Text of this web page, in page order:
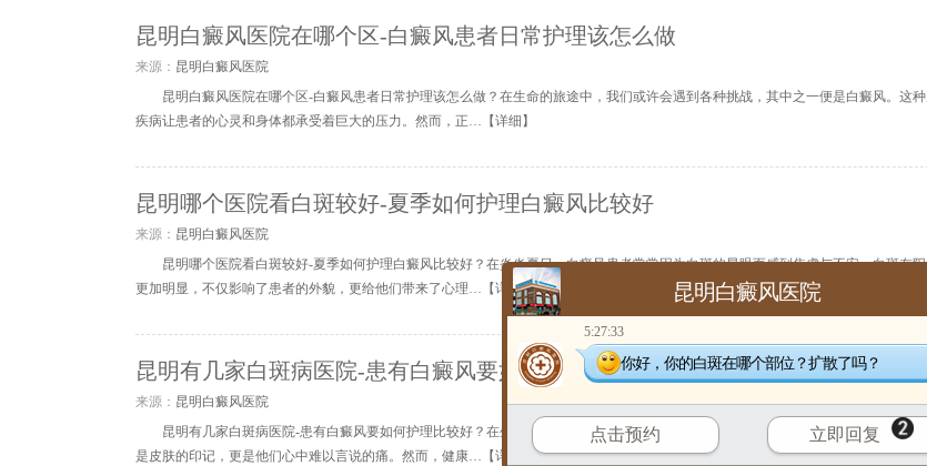
昆明白癜风医院在哪个区-白癜风患者日常护理该怎么做
来源： 昆明白癜风医院
昆明白癜风医院在哪个区-白癜风患者日常护理该怎么做？在生命的旅途中，我们或许会遇到各种挑战，其中之一便是白癜风。这
疾病让患者的心灵和身体都承受着巨大的压力。然而，正…【详细 】
昆明哪个医院看白斑较好-夏季如何护理白癜风比较好
来源： 昆明白癜风医院
昆明哪个医院看白斑较好-夏季如何护理白癜风比较好？在炎炎夏日，白癜风患者常常因为白斑的显眼而感到焦虑与不安。白斑在
更加明显，不仅影响了患者的外貌，更给他们带来了心理…【详细】
昆明有几家白斑病医院-患有白癜风要如何护理比较好
来源： 昆明白癜风医院
昆明有几家白斑病医院-患有白癜风要如何护理比较好？在生活的喧嚣中，白癜风患者常常承受着身心的双重压力。那一片片白斑，
是皮肤的印记，更是他们心中难以言说的痛。然而，健康…【详细
昆明白癜风医院
5:27:33
你好，你的白斑在哪个部位？扩散了吗？
点击预约 立即回复